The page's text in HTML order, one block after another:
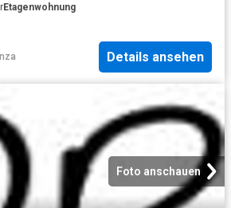
Etagenwohnung
Details ansehen
Foto anschauen